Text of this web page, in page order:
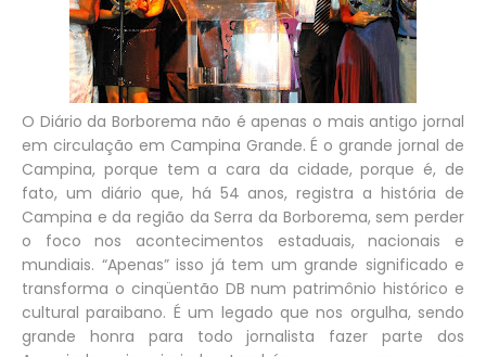
O Diário da Borborema não é apenas o mais antigo jornal
em circulação em Campina Grande. É o grande jornal de
Campina, porque tem a cara da cidade, porque é, de
fato, um diário que, há 54 anos, registra a história de
Campina e da região da Serra da Borborema, sem perder
o foco nos acontecimentos estaduais, nacionais e
mundiais. “Apenas” isso já tem um grande significado e
transforma o cinqüentão DB num patrimônio histórico e
cultural paraibano. É um legado que nos orgulha, sendo
grande honra para todo jornalista fazer parte dos